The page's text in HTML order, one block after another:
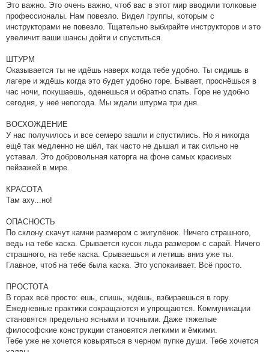
Это важно. Это очень важно, чтоб вас в этот мир вводили толковые
профессионалы. Нам повезло. Видел группы, которым с
инструкторами не повезло. Тщательно выбирайте инструкторов и это
увеличит ваши шансы дойти и спуститься.
ШТУРМ
Оказывается ты не идёшь наверх когда тебе удобно. Ты сидишь в
лагере и ждёшь когда это будет удобно горе. Бывает, проснёшься в
час ночи, покушаешь, оденешься и обратно спать. Горе не удобно
сегодня, у неё непогода. Мы ждали штурма три дня.
ВОСХОЖДЕНИЕ
У нас получилось и все семеро зашли и спустились. Но я никогда
ещё так медленно не шёл, так часто не дышал и так сильно не
уставал. Это добровольная каторга на фоне самых красивых
пейзажей в мире.
КРАСОТА
Там аху...но!
ОПАСНОСТЬ
По склону скачут камни размером с жигулёнок. Ничего страшного,
ведь на тебе каска. Срывается кусок льда размером с сарай. Ничего
страшного, на тебе каска. Срываешься и летишь вниз уже ты.
Главное, чтоб на тебе была каска. Это успокаивает. Всё просто.
ПРОСТОТА
В горах всё просто: ешь, спишь, ждёшь, взбираешься в гору.
Ежедневные практики сокращаются и упрощаются. Коммуникации
становятся предельно ясными и точными. Даже тяжелые
философские конструкции становятся легкими и ёмкими.
Тебе уже не хочется ковыряться в черном пупке души. Тебе хочется